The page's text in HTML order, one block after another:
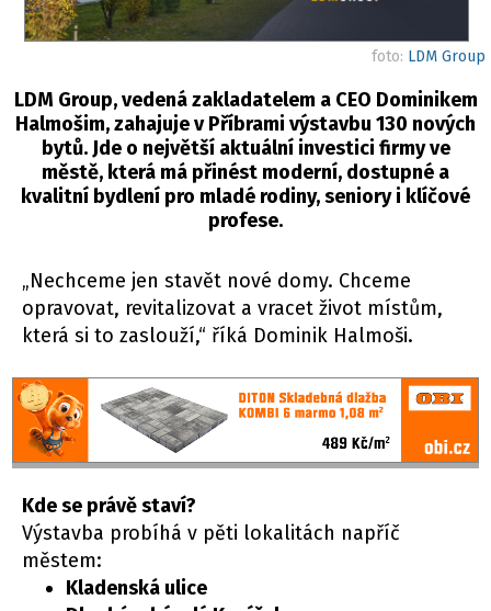
foto: LDM Group
LDM Group, vedená zakladatelem a CEO Dominikem
Halmošim, zahajuje v Příbrami výstavbu 130 nových
bytů. Jde o největší aktuální investici firmy ve
městě, která má přinést moderní, dostupné a
kvalitní bydlení pro mladé rodiny, seniory i klíčové
profese.
„Nechceme jen stavět nové domy. Chceme
opravovat, revitalizovat a vracet život místům,
která si to zaslouží,“ říká Dominik Halmoši.
Kde se právě staví?
Výstavba probíhá v pěti lokalitách napříč
městem:
Kladenská ulice